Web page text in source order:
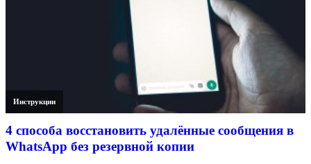
Инструкции
4 способа восстановить удалённые сообщения в
WhatsApp без резервной копии